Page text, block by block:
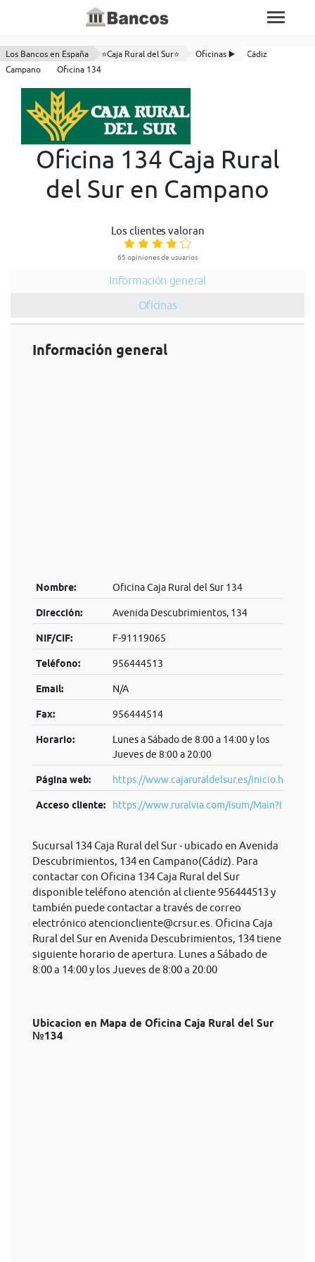
Los Bancos en España ⭐Caja Rural del Sur⭐ Oficinas ▶️
Cádiz
Campano
Oficina 134
Oficina 134 Caja Rural
del Sur en Campano
Los clientes valoran
65 opiniones de usuarios
Información general
Oficinas
Información general
Nombre: Oficina Caja Rural del Sur 134
Dirección: Avenida Descubrimientos, 134
NIF/CIF: F-91119065
Teléfono: 956444513
Email: N/A
Fax: 956444514
Horario:
Lunes a Sábado de 8:00 a 14:00 y los
Jueves de 8:00 a 20:00
Página web: https://www.cajaruraldelsur.es/inicio.html
Acceso cliente: https://www.ruralvia.com/isum/Main?IS...
Sucursal 134 Caja Rural del Sur - ubicado en Avenida
Descubrimientos, 134 en Campano(Cádiz). Para
contactar con Oficina 134 Caja Rural del Sur
disponible teléfono atención al cliente 956444513 y
también puede contactar a través de correo
electrónico atencioncliente@crsur.es . Oficina Caja
Rural del Sur en Avenida Descubrimientos, 134 tiene
siguiente horario de apertura. Lunes a Sábado de
8:00 a 14:00 y los Jueves de 8:00 a 20:00
Ubicacion en Mapa de Oficina Caja Rural del Sur
№134